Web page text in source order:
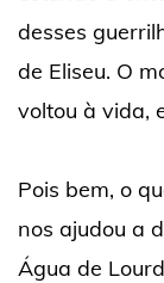
desses
de Eliseu. O
voltou à vida,
Pois bem, o
nos ajudou a
Água de